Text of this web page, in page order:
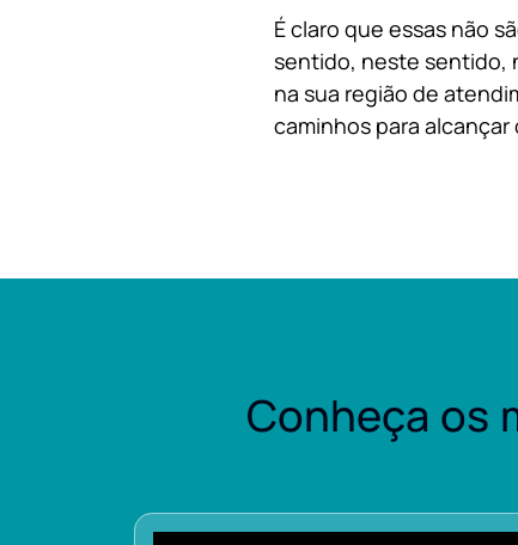
É claro que essas não
sentido, neste sentido,
na sua região de
caminhos para
Conheça os